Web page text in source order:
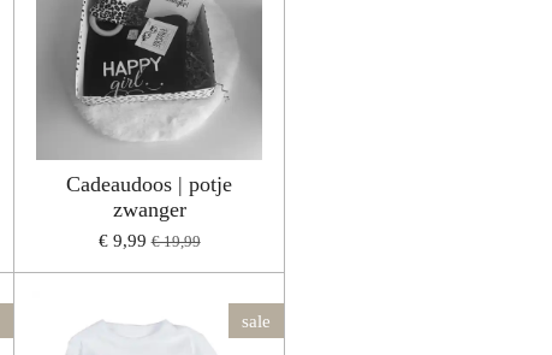
Cadeaudoos | potje
zwanger
€ 9,99 € 19,99
sale